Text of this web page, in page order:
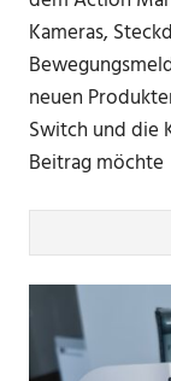
Kameras,
neuen
Switch und die
Beitrag möchte